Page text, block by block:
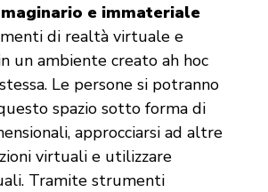
e immateriale
di realtà virtuale e
un ambiente creato ah hoc
Le persone si potranno
spazio sotto forma di
approcciarsi ad altre
virtuali e utilizzare
Tramite strumenti